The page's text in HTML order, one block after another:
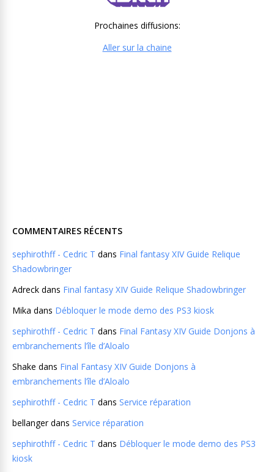
Prochaines diffusions:
Aller sur la chaine
COMMENTAIRES RÉCENTS
sephirothff - Cedric T dans Final fantasy XIV Guide Relique
Shadowbringer
Adreck dans Final fantasy XIV Guide Relique Shadowbringer
Mika dans Débloquer le mode demo des PS3 kiosk
sephirothff - Cedric T dans Final Fantasy XIV Guide Donjons à
embranchements l’île d’Aloalo
Shake dans Final Fantasy XIV Guide Donjons à
embranchements l’île d’Aloalo
sephirothff - Cedric T dans Service réparation
bellangerdans Service réparation
sephirothff - Cedric T dans Débloquer le mode demo des PS3
kiosk